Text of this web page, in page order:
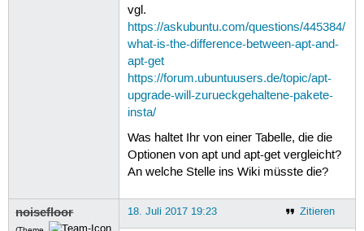
vgl.
https://askubuntu.com/questions/445384/
what-is-the-difference-between-apt-and-
apt-get
https://forum.ubuntuusers.de/topic/apt-
upgrade-will-zurueckgehaltene-pakete-
insta/
Was haltet Ihr von einer Tabelle, die die
Optionen von apt und apt-get vergleicht?
An welche Stelle ins Wiki müsste die?
noisefloor Zitieren
18. Juli 2017 19:23